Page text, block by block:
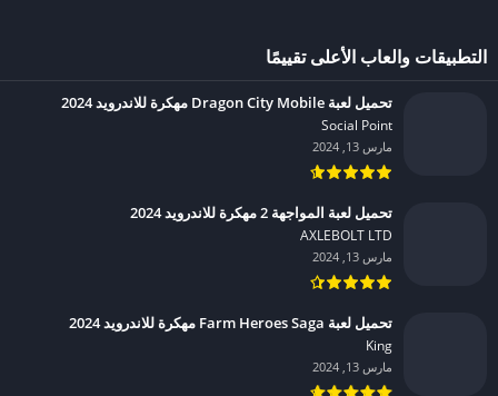
التطبيقات والعاب الأعلى تقييمًا
تحميل لعبة Dragon City Mobile مهكرة للاندرويد 2024
Social Point‏
مارس 13, 2024
تحميل لعبة المواجهة 2 مهكرة للاندرويد 2024
AXLEBOLT LTD‏
مارس 13, 2024
تحميل لعبة Farm Heroes Saga مهكرة للاندرويد 2024
King‏
مارس 13, 2024